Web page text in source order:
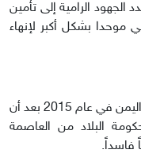
الرامية إلى تأمين
موحدا بشكل أكبر لإنهاء
تدخل تحالف عسكري بقيادة السعودية في اليمن في عام 2015 بعد أن
البلاد من العاصمة
فاسداً.